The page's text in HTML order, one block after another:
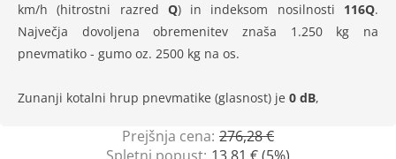
km/h (hitrostni razred Q) in indeksom nosilnosti 116Q.
Največja dovoljena obremenitev znaša 1.250 kg na
pnevmatiko - gumo oz. 2500 kg na os.
Zunanji kotalni hrup pnevmatike (glasnost) je 0 dB,
Prejšnja cena: 276,28 €